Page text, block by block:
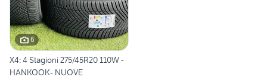
6
X4: 4 Stagioni 275/45R20 110W -
HANKOOK- NUOVE